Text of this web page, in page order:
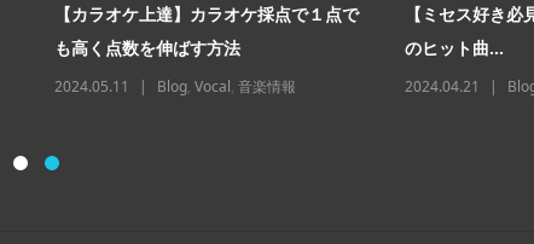
【カラオケ上達】カラオケ採点で１点で
も高く点数を伸ばす方法
2024.05.11 Blog, Vocal, 音楽情報
【ミセス好き必
のヒット曲...
2024.04.21